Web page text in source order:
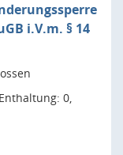
i.V.m. § 14
0,